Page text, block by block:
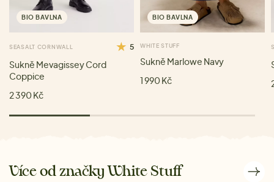
BIO BAVLNA
SEASALT CORNWALL 5
Sukně Mevagissey Cord
Coppice
2 390 Kč
BIO BAVLNA
WHITE STUFF
Sukně Marlowe Navy
1 990 Kč
Více od značky White Stuff